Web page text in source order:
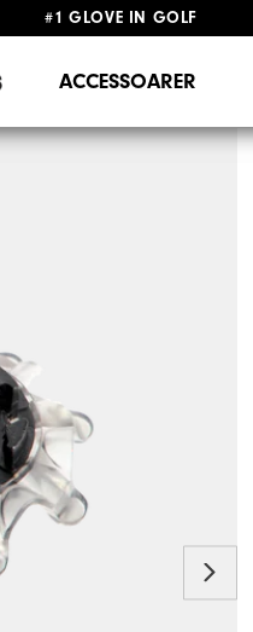
#1 GLOVE IN GOLF
ACCESSOARER